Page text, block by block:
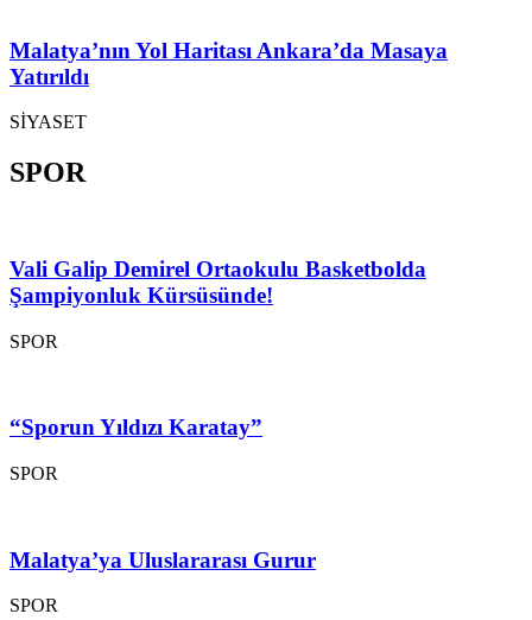
Malatya’nın Yol Haritası Ankara’da Masaya
Yatırıldı
SİYASET
SPOR
Vali Galip Demirel Ortaokulu Basketbolda
Şampiyonluk Kürsüsünde!
SPOR
“Sporun Yıldızı Karatay”
SPOR
Malatya’ya Uluslararası Gurur
SPOR